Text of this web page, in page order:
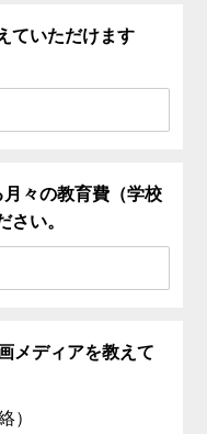
ていただけます
々の教育費（学校
さい。
メディアを教えて
）